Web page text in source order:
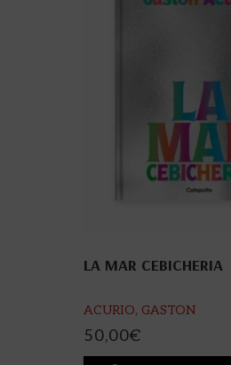
LA MAR CEBICHERIA
ACURIO, GASTON
50,00€